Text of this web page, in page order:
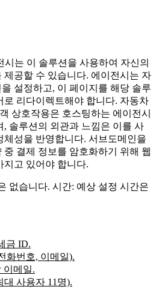
시는 이 솔루션을 사용하여 자신의
공할 수 있습니다. 에이전시는 자
설정하고, 이 페이지를 해당 솔루
로 리다이렉트해야 합니다. 자동차
상호작용은 호스팅하는 에이전시
, 솔루션의 외관과 느낌은 이를 사
체성을 반영합니다. 서브도메인을
결제 정보를 암호화하기 위해 웹
지고 있어야 합니다.
없습니다. 시간: 예상 설정 시간은
금 ID.
화번호, 이메일).
이메일.
사용자 11명).